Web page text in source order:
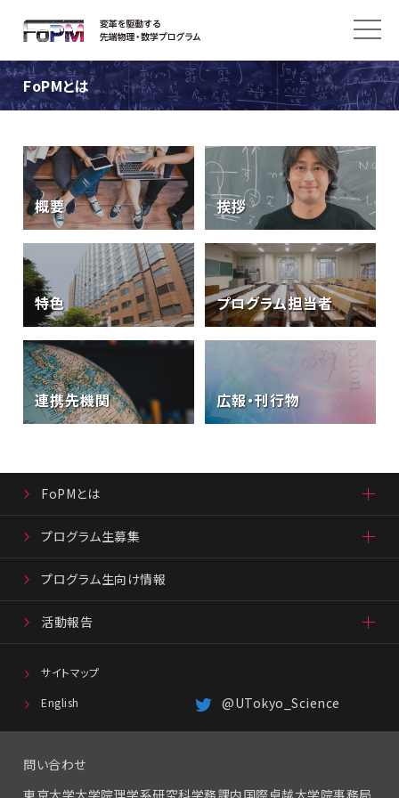
サイトマップ
English
@UTokyo_Science
FoPMとは
概要 挨拶
特色 プログラム担当者
連携先機関 広報・刊行物
FoPMとは
プログラム生募集
プログラム生向け情報
活動報告
サイトマップ
English
@UTokyo_Science
問い合わせ